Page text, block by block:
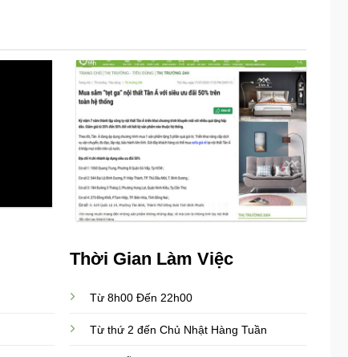
Thời Gian Làm Việc
Từ 8h00 Đến 22h00
Từ thứ 2 đến Chủ Nhật Hàng Tuần